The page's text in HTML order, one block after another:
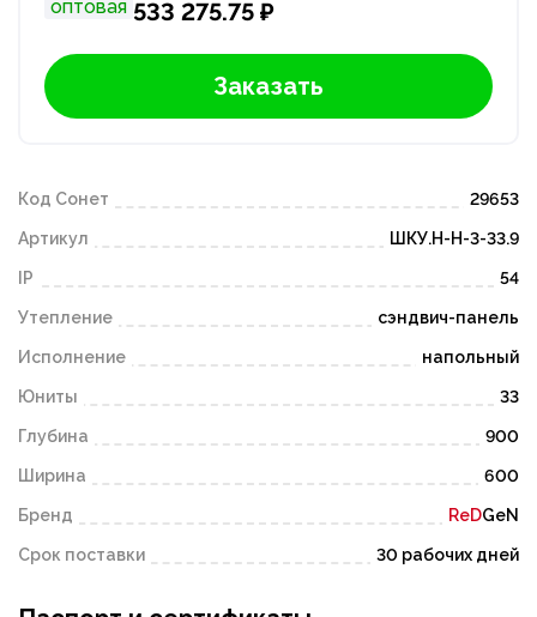
оптовая 533 275.75 ₽
Заказать
Код Сонет 29653
Артикул ШКУ.Н-Н-3-33.9
IP 54
Утепление сэндвич-панель
Исполнение напольный
Юниты 33
Глубина 900
Ширина 600
Бренд ReDGeN
Срок поставки 30 рабочих дней